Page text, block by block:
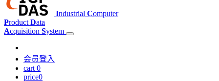
Industrial Computer
Product Data
Acquisition System
会员登入
cart 0
price0